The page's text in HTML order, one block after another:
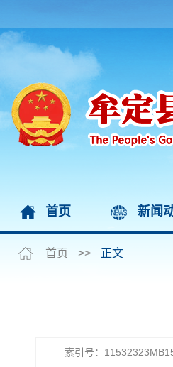
首页 新闻
首页 >> 正文
索引号：